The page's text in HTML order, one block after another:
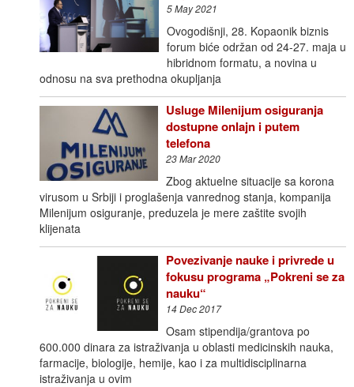
5 May 2021
Ovogodišnji, 28. Kopaonik biznis
forum biće održan od 24-27. maja u
hibridnom formatu, a novina u
odnosu na sva prethodna okupljanja
Usluge Milenijum osiguranja
dostupne onlajn i putem
telefona
23 Mar 2020
Zbog aktuelne situacije sa korona
virusom u Srbiji i proglašenja vanrednog stanja, kompanija
Milenijum osiguranje, preduzela je mere zaštite svojih
klijenata
Povezivanje nauke i privrede u
fokusu programa „Pokreni se za
nauku“
14 Dec 2017
Osam stipendija/grantova po
600.000 dinara za istraživanja u oblasti medicinskih nauka,
farmacije, biologije, hemije, kao i za multidisciplinarna
istraživanja u ovim